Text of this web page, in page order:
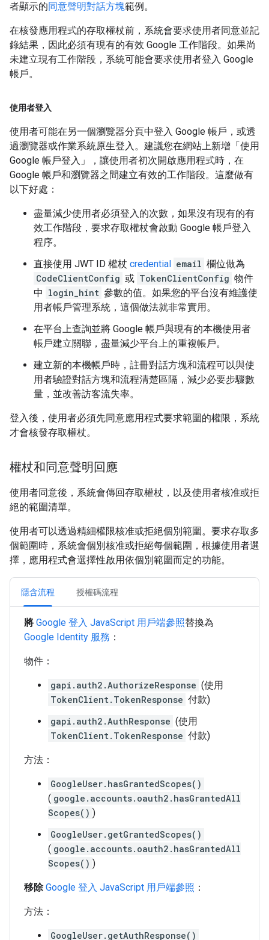
者顯示的同意聲明對話方塊範例。
在核發應用程式的存取權杖前，系統會要求使用者同意並記
錄結果，因此必須有現有的有效 Google 工作階段。如果尚
未建立現有工作階段，系統可能會要求使用者登入 Google
帳戶。
使用者登入
使用者可能在另一個瀏覽器分頁中登入 Google 帳戶，或透
過瀏覽器或作業系統原生登入。建議您在網站上新增「使用
Google 帳戶登入」
，讓使用者初次開啟應用程式時，在
Google 帳戶和瀏覽器之間建立有效的工作階段。這麼做有
以下好處：
盡量減少使用者必須登入的次數，如果沒有現有的有
效工作階段，要求存取權杖會啟動 Google 帳戶登入
程序。
直接使用 JWT ID 權杖 credential email 欄位做為
CodeClientConfig 或 TokenClientConfig 物件
中 login_hint 參數的值。如果您的平台沒有維護使
用者帳戶管理系統，這個做法就非常實用。
在平台上查詢並將 Google 帳戶與現有的本機使用者
帳戶建立關聯，盡量減少平台上的重複帳戶。
建立新的本機帳戶時，註冊對話方塊和流程可以與使
用者驗證對話方塊和流程清楚區隔，減少必要步驟數
量，並改善訪客流失率。
登入後，使用者必須先同意應用程式要求範圍的權限，系統
才會核發存取權杖。
權杖和同意聲明回應
使用者同意後，系統會傳回存取權杖，以及使用者核准或拒
絕的範圍清單。
使用者可以透過精細權限核准或拒絕個別範圍。要求存取多
個範圍時，系統會個別核准或拒絕每個範圍，根據使用者選
擇，應用程式會選擇性啟用依個別範圍而定的功能。
隱含流程 授權碼流程
將 Google 登入 JavaScript 用戶端參照替換為
Google Identity 服務 ：
物件：
gapi.auth2.AuthorizeResponse (使用
TokenClient.TokenResponse 付款)
gapi.auth2.AuthResponse (使用
TokenClient.TokenResponse 付款)
方法：
GoogleUser.hasGrantedScopes()
( google.accounts.oauth2.hasGrantedAll
Scopes() )
GoogleUser.getGrantedScopes()
( google.accounts.oauth2.hasGrantedAll
Scopes() )
移除 Google 登入 JavaScript 用戶端參照 ：
方法：
GoogleUser.getAuthResponse()